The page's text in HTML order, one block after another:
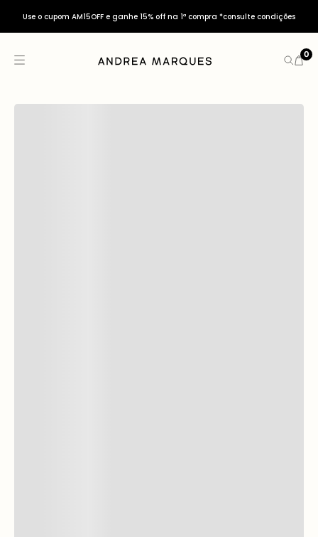
Use o cupom AM15OFF e ganhe 15% off na 1ª compra *consulte condições
0